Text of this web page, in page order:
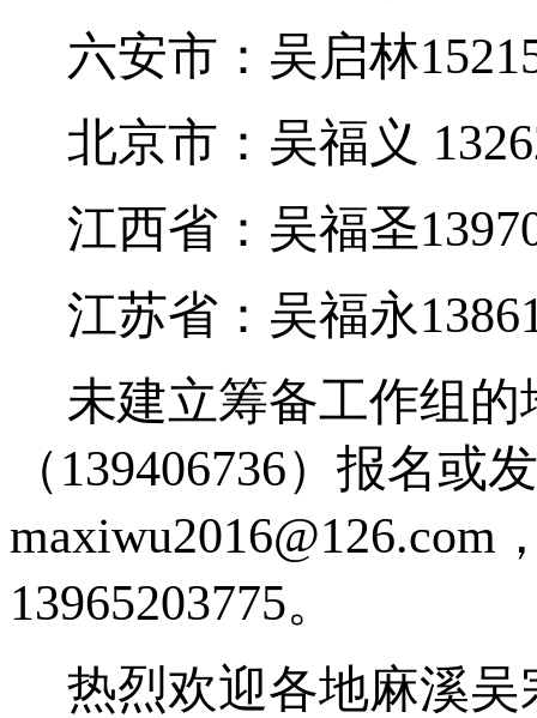
六安市：吴启林
北京市：吴福义
江西省：吴福圣
江苏省：吴福永
未建立筹备工作组
（139406736）报名或
maxiwu2016@126.com
13965203775。
热烈欢迎各地麻溪